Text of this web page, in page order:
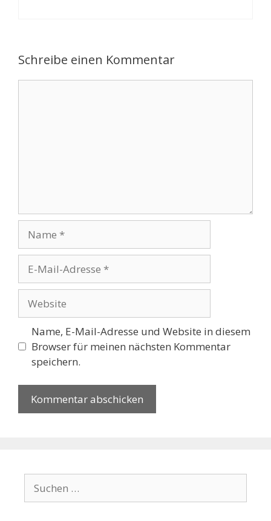
Schreibe einen Kommentar
Mail-
Adresse
Name, E-Mail-Adresse und Website in diesem
Browser für meinen nächsten Kommentar
speichern.
nach: